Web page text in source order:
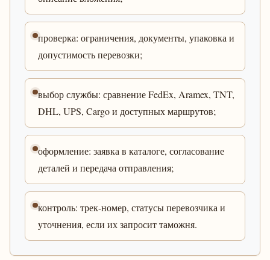
проверка: ограничения, документы, упаковка и
допустимость перевозки;
выбор службы: сравнение FedEx, Aramex, TNT,
DHL, UPS, Cargo и доступных маршрутов;
оформление: заявка в каталоге, согласование
деталей и передача отправления;
контроль: трек-номер, статусы перевозчика и
уточнения, если их запросит таможня.